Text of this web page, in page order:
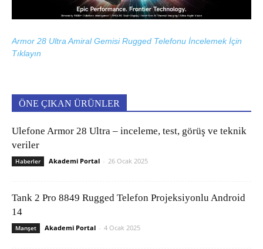
Armor 28 Ultra Amiral Gemisi Rugged Telefonu İncelemek İçin
Tıklayın
ÖNE ÇIKAN ÜRÜNLER
Ulefone Armor 28 Ultra – inceleme, test, görüş ve teknik
veriler
Haberler Akademi Portal - 26 Ocak 2025
Tank 2 Pro 8849 Rugged Telefon Projeksiyonlu Android
14
Manşet Akademi Portal - 4 Ocak 2025